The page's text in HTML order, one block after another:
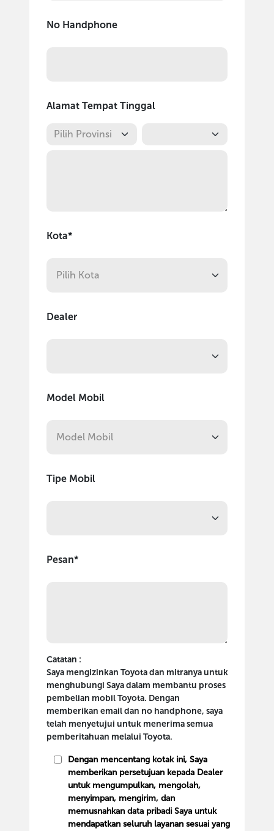
No Handphone
Alamat Tempat Tinggal
Kota*
Dealer
Model Mobil
Tipe Mobil
Pesan*
Catatan :
Saya mengizinkan Toyota dan mitranya untuk
menghubungi Saya dalam membantu proses
pembelian mobil Toyota. Dengan
memberikan email dan no handphone, saya
telah menyetujui untuk menerima semua
pemberitahuan melalui Toyota.
Dengan mencentang kotak ini, Saya
memberikan persetujuan kepada Dealer
untuk mengumpulkan, mengolah,
menyimpan, mengirim, dan
memusnahkan data pribadi Saya untuk
mendapatkan seluruh layanan sesuai yang